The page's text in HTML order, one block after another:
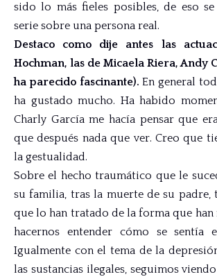
sido lo más fieles posibles, de eso
serie sobre una persona real.
Destaco como dije antes las
Hochman, las de Micaela Riera, Andy
ha parecido fascinante). En general
ha gustado mucho. Ha habido
Charly García me hacía pensar que
que después nada que ver. Creo que
la gestualidad.
Sobre el hecho traumático que le
su familia, tras la muerte de su padre,
que lo han tratado de la forma que han
hacernos entender cómo se sentía
Igualmente con el tema de la
las sustancias ilegales, seguimos